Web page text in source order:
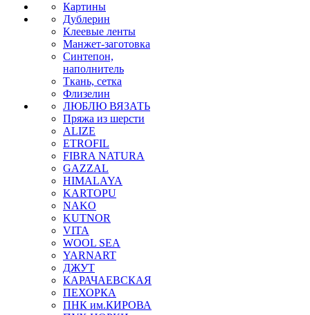
Картины
Дублерин
Клеевые ленты
Манжет-заготовка
Синтепон,
наполнитель
Ткань, сетка
Флизелин
ЛЮБЛЮ ВЯЗАТЬ
Пряжа из шерсти
ALIZE
ETROFIL
FIBRA NATURA
GAZZAL
HIMALAYA
KARTOPU
NAKO
KUTNOR
VITA
WOOL SEA
YARNART
ДЖУТ
КАРАЧАЕВСКАЯ
ПЕХОРКА
ПНК им.КИРОВА